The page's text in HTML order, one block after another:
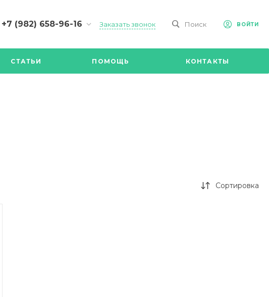
+7 (982) 658-96-16
+7 (34376) 5-09-98
г. Богданович,
Кооперативная, д 2/Д.
Заказать звонок Поиск ВОЙТИ
СТАТЬИ ПОМОЩЬ КОНТАКТЫ
Сортировка